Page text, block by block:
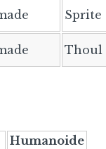
Sprite
Thoul
Humanoide